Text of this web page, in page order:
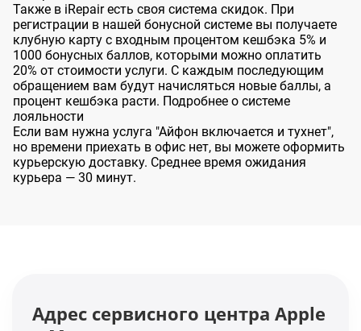
Также в iRepair есть своя система скидок. При
регистрации в нашей бонусной системе вы получаете
клубную карту с входным процентом кешбэка 5% и
1000 бонусных баллов, которыми можно оплатить
20% от стоимости услуги. С каждым последующим
обращением вам будут начисляться новые баллы, а
процент кешбэка расти. Подробнее о системе
лояльности
Если вам нужна услуга "Айфон включается и тухнет",
но времени приехать в офис нет, вы можете оформить
курьерскую доставку. Среднее время ожидания
курьера — 30 минут.
Адрес сервисного центра Apple